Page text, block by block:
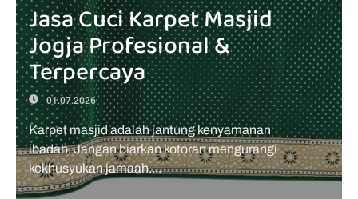
Jasa Cuci Karpet Masjid
Jogja Profesional &
Terpercaya
01.07.2026
Karpet masjid adalah jantung kenyamanan
ibadah. Jangan biarkan kotoran mengurangi
kekhusyukan jamaah....